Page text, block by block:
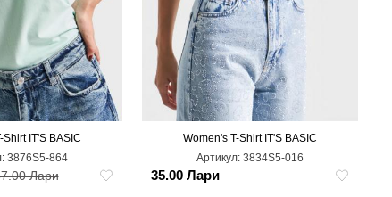
M
Shirt IT'S BASIC
3876S5-864
Лари
L
Women's T-Shirt IT'S BASIC
Артикул:3834S5-016
35.00 Лари